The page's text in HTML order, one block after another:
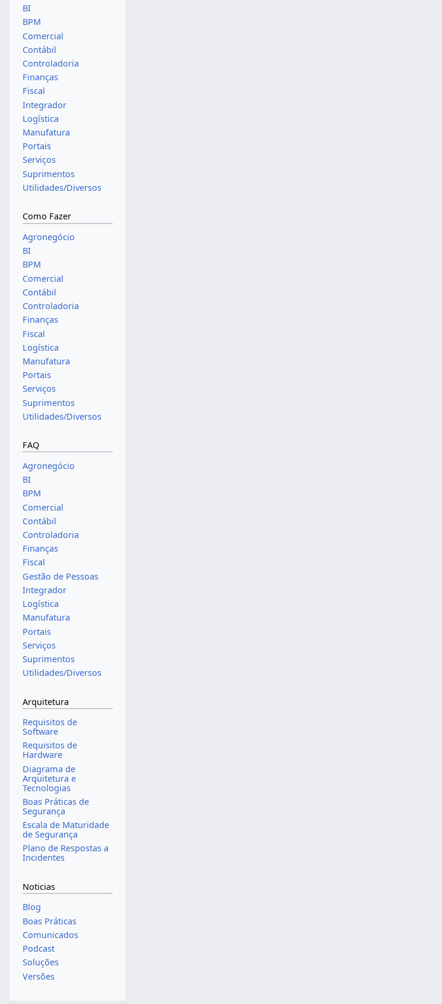
BI
BPM
Comercial
Contábil
Controladoria
Finanças
Fiscal
Integrador
Logística
Manufatura
Portais
Serviços
Suprimentos
Utilidades/Diversos
Como Fazer
Agronegócio
BI
BPM
Comercial
Contábil
Controladoria
Finanças
Fiscal
Logística
Manufatura
Portais
Serviços
Suprimentos
Utilidades/Diversos
FAQ
Agronegócio
BI
BPM
Comercial
Contábil
Controladoria
Finanças
Fiscal
Gestão de Pessoas
Integrador
Logística
Manufatura
Portais
Serviços
Suprimentos
Utilidades/Diversos
Arquitetura
Requisitos de
Software
Requisitos de
Hardware
Diagrama de
Arquitetura e
Tecnologias
Boas Práticas de
Segurança
Escala de Maturidade
de Segurança
Plano de Respostas a
Incidentes
Noticias
Blog
Boas Práticas
Comunicados
Podcast
Soluções
Versões